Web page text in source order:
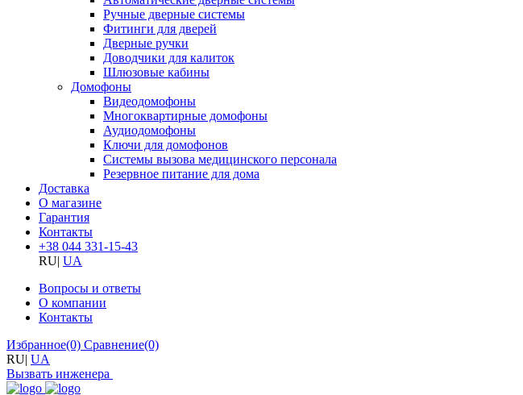
Ручные дверные системы
Фитинги для дверей
Дверные ручки
Доводчики для калиток
Шлюзовые кабины
Домофоны
Видеодомофоны
Многоквартирные домофоны
Аудиодомофоны
Ключи для домофонов
Системы вызова медицинского персонала
Резервное питание для дома
Доставка
О магазине
Гарантия
Контакты
+38 044 331-15-43
RU| UA
Вопросы и ответы
О компании
Контакты
Избранное(0) Сравнение(0)
RU| UA
Вызвать инженера